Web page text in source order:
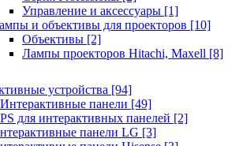
Управление и аксессуары [1]
и объективы для проекторов [10]
Объективы [2]
Лампы проекторов Hitachi, Maxell [8]
устройства [94]
панели [49]
для интерактивных панелей [2]
панели LG [3]